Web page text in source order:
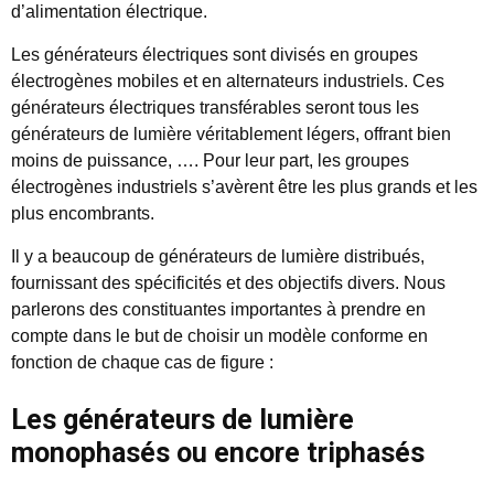
d’alimentation électrique.
Les générateurs électriques sont divisés en groupes
électrogènes mobiles et en alternateurs industriels. Ces
générateurs électriques transférables seront tous les
générateurs de lumière véritablement légers, offrant bien
moins de puissance, …. Pour leur part, les groupes
électrogènes industriels s’avèrent être les plus grands et les
plus encombrants.
Il y a beaucoup de générateurs de lumière distribués,
fournissant des spécificités et des objectifs divers. Nous
parlerons des constituantes importantes à prendre en
compte dans le but de choisir un modèle conforme en
fonction de chaque cas de figure :
Les générateurs de lumière
monophasés ou encore triphasés